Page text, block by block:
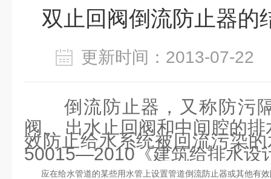
双止回阀倒流防止器的
更新时间：2013-07-
倒流防止器，又称防污
阀、 出水止回阀和中间腔的
效防止给水系统被回流污染
50015—2010《建筑给排水设
应在给水管道的某些用水管上设置管道倒流防止器或其他有